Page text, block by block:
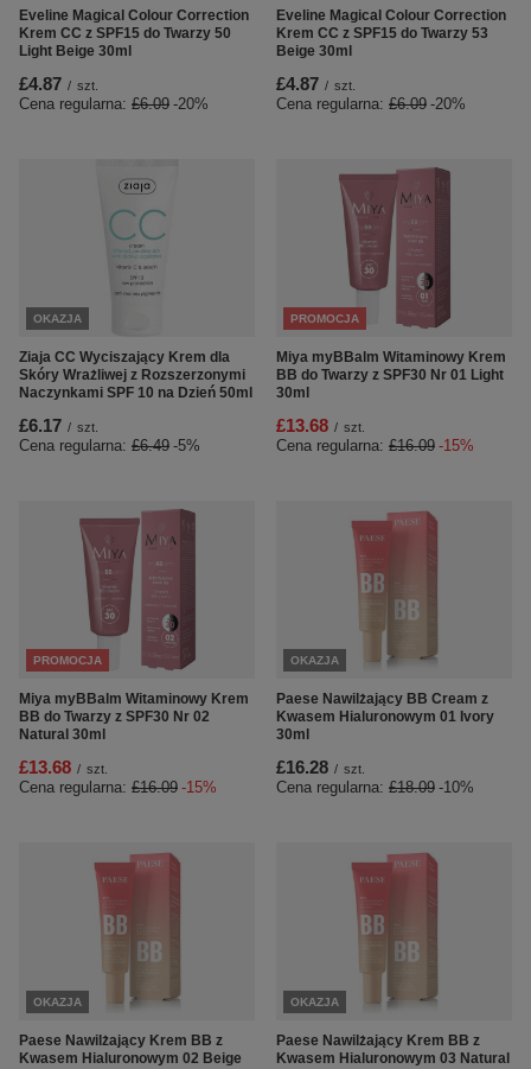
Eveline Magical Colour Correction
Krem CC z SPF15 do Twarzy 50
Light Beige 30ml
£4.87 / szt.
Cena regularna: £6.09 -20%
Eveline Magical Colour Correction
Krem CC z SPF15 do Twarzy 53
Beige 30ml
£4.87 / szt.
Cena regularna: £6.09 -20%
OKAZJA
Ziaja CC Wyciszający Krem dla
Skóry Wrażliwej z Rozszerzonymi
Naczynkami SPF 10 na Dzień 50ml
£6.17 / szt.
Cena regularna: £6.49 -5%
PROMOCJA
Miya myBBalm Witaminowy Krem
BB do Twarzy z SPF30 Nr 01 Light
30ml
£13.68 / szt.
Cena regularna: £16.09 -15%
PROMOCJA
Miya myBBalm Witaminowy Krem
BB do Twarzy z SPF30 Nr 02
Natural 30ml
£13.68 / szt.
Cena regularna: £16.09 -15%
OKAZJA
Paese Nawilżający BB Cream z
Kwasem Hialuronowym 01 Ivory
30ml
£16.28 / szt.
Cena regularna: £18.09 -10%
OKAZJA
Paese Nawilżający Krem BB z
Kwasem Hialuronowym 02 Beige
OKAZJA
Paese Nawilżający Krem BB z
Kwasem Hialuronowym 03 Natural